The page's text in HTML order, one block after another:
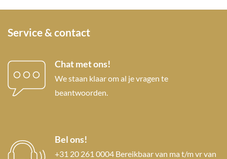
Service & contact
Chat met ons!
We staan klaar om al je vragen te
beantwoorden.
Bel ons!
+31 20 261 0004 Bereikbaar van ma t/m vr van